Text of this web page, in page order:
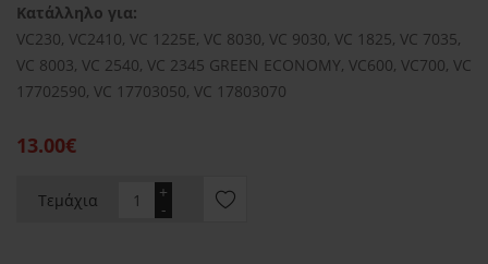
Κατάλληλο για:
VC230, VC2410, VC 1225E, VC 8030, VC 9030, VC 1825, VC 7035,
VC 8003, VC 2540, VC 2345 GREEN ECONOMY, VC600, VC700, VC
17702590, VC 17703050, VC 17803070
13.00€
Τεμάχια -
+